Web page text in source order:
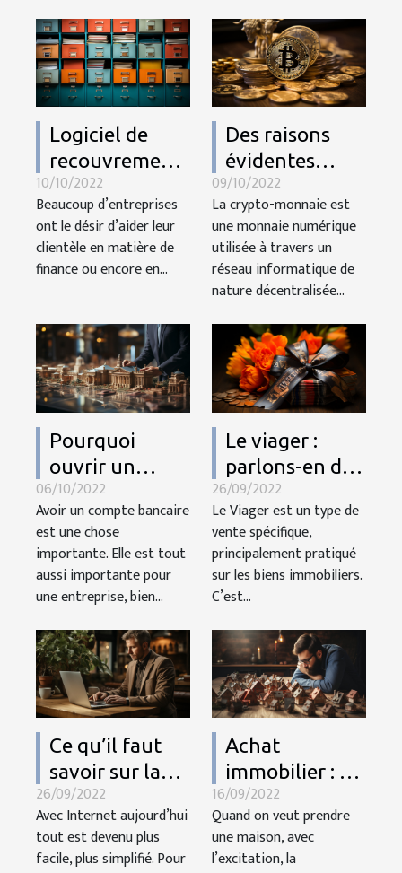
Logiciel de
recouvrement :
pourquoi fait ?
10/10/2022
Beaucoup d’entreprises
ont le désir d’aider leur
clientèle en matière de
finance ou encore en...
Des raisons
évidentes
d’investir dans
les crypto-
monnaies
09/10/2022
La crypto-monnaie est
une monnaie numérique
utilisée à travers un
réseau informatique de
nature décentralisée...
Pourquoi
ouvrir un
compte
bancaire
professionnel ?
06/10/2022
Avoir un compte bancaire
est une chose
importante. Elle est tout
aussi importante pour
une entreprise, bien...
Le viager :
parlons-en des
avantages
26/09/2022
Le Viager est un type de
vente spécifique,
principalement pratiqué
sur les biens immobiliers.
C’est...
Ce qu’il faut
savoir sur la
création
d’entreprise en
ligne
26/09/2022
Avec Internet aujourd’hui
tout est devenu plus
facile, plus simplifié. Pour
Achat
immobilier : 3
erreurs à éviter
16/09/2022
Quand on veut prendre
une maison, avec
l’excitation, la